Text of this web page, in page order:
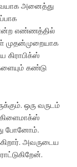
அனைத்து
எண்ணத்தில்
முதன்முறையாக
கிராபிக்ஸ்
கண்டு
ஒரு வருடம்
போனோம்.
அவருடைய